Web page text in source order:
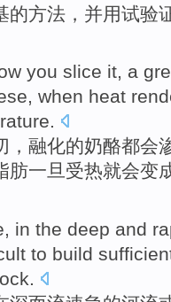
的方法 ，并用试验
you slice it, a
, when heat
.
， 融化的奶酪都会
肪一旦 受热就会变
, in the deep and
to build
.